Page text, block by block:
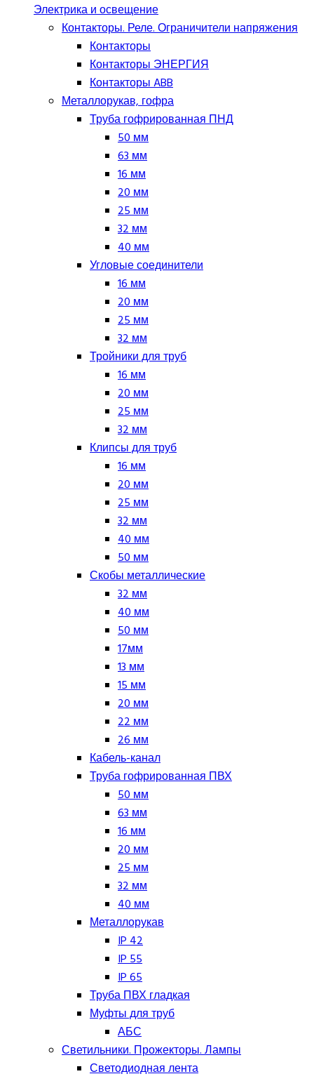
Электрика и освещение
Контакторы. Реле. Ограничители напряжения
Контакторы
Контакторы ЭНЕРГИЯ
Контакторы ABB
Металлорукав, гофра
Труба гофрированная ПНД
50 мм
63 мм
16 мм
20 мм
25 мм
32 мм
40 мм
Угловые соединители
16 мм
20 мм
25 мм
32 мм
Тройники для труб
16 мм
20 мм
25 мм
32 мм
Клипсы для труб
16 мм
20 мм
25 мм
32 мм
40 мм
50 мм
Скобы металлические
32 мм
40 мм
50 мм
17мм
13 мм
15 мм
20 мм
22 мм
26 мм
Кабель-канал
Труба гофрированная ПВХ
50 мм
63 мм
16 мм
20 мм
25 мм
32 мм
40 мм
Металлорукав
IP 42
IP 55
IP 65
Труба ПВХ гладкая
Муфты для труб
АБС
Светильники. Прожекторы. Лампы
Светодиодная лента